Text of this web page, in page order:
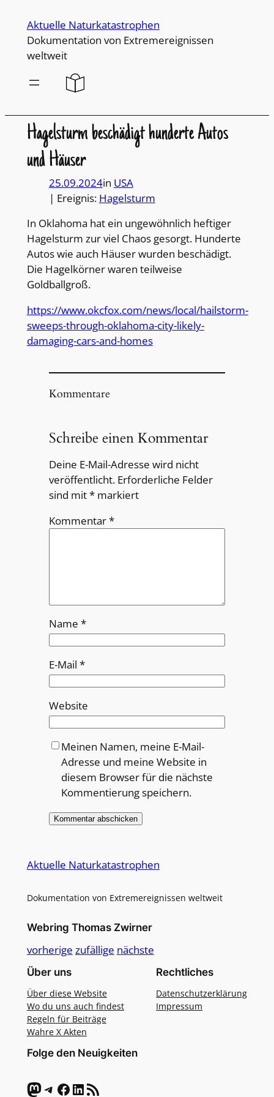
Inhalt
wechseln
Aktuelle Naturkatastrophen
Dokumentation von Extremereignissen
weltweit
Hagelsturm beschädigt hunderte Autos
und Häuser
25.09.2024in USA
| Ereignis: Hagelsturm
In Oklahoma hat ein ungewöhnlich heftiger
Hagelsturm zur viel Chaos gesorgt. Hunderte
Autos wie auch Häuser wurden beschädigt.
Die Hagelkörner waren teilweise
Goldballgroß.
https://www.okcfox.com/news/local/hailstorm-
sweeps-through-oklahoma-city-likely-
damaging-cars-and-homes
Kommentare
Schreibe einen Kommentar
Deine E-Mail-Adresse wird nicht
veröffentlicht. Erforderliche Felder
sind mit*markiert
Kommentar*
Name *
E-Mail *
Website
Meinen Namen, meine E-Mail-
Adresse und meine Website in
diesem Browser für die nächste
Kommentierung speichern.
Aktuelle Naturkatastrophen
Dokumentation von Extremereignissen weltweit
Webring Thomas Zwirner
vorherige zufällige nächste
Über uns
Über diese Website
Wo du uns auch findest
Regeln für Beiträge
Wahre X Akten
Rechtliches
Datenschutzerklärung
Impressum
Folge den Neuigkeiten
Mastodon Telegram Facebook LinkedIn RSS-Feed